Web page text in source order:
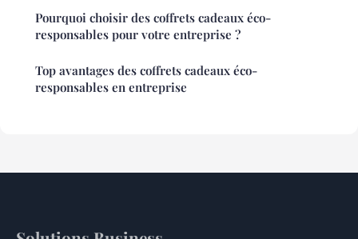
Pourquoi choisir des coffrets cadeaux éco-
responsables pour votre entreprise ?
Top avantages des coffrets cadeaux éco-
responsables en entreprise